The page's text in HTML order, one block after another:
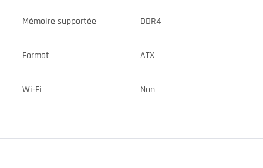
Mémoire supportée DDR4
Format ATX
Wi-Fi Non